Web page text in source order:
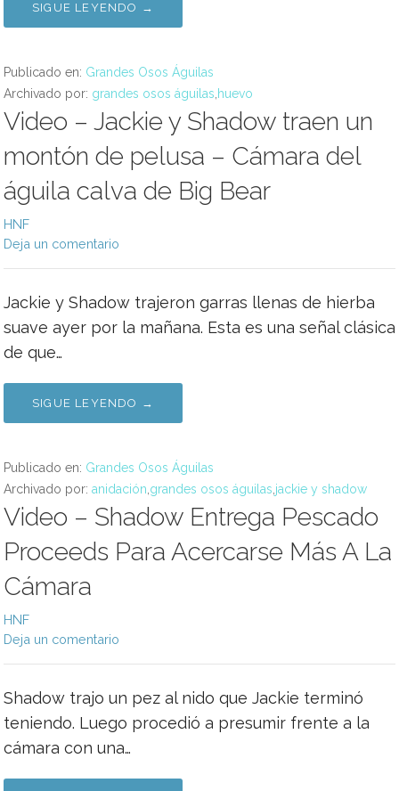
SIGUE LEYENDO →
Publicado en: Grandes Osos Águilas
Archivado por: grandes osos águilas huevo
Video – Jackie y Shadow traen un
montón de pelusa – Cámara del
águila calva de Big Bear
HNF
Deja un comentario
Jackie y Shadow trajeron garras llenas de hierba
suave ayer por la mañana. Esta es una señal clásica
de que…
SIGUE LEYENDO →
Publicado en: Grandes Osos Águilas
Archivado por: anidación grandes osos águilas jackie y shadow
Video – Shadow Entrega Pescado
Proceeds Para Acercarse Más A La
Cámara
HNF
Deja un comentario
Shadow trajo un pez al nido que Jackie terminó
teniendo. Luego procedió a presumir frente a la
cámara con una…